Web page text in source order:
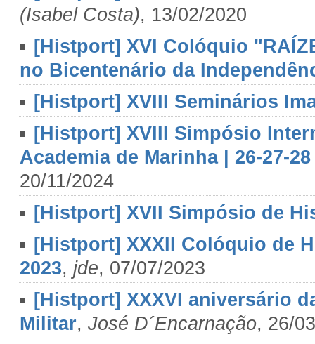
(Isabel Costa), 13/02/2020
[Histport] XVI Colóquio
no Bicentenário da
[Histport] XVIII Seminários
[Histport] XVIII Simpósio
Academia de Marinha | 26-27-28
20/11/2024
[Histport] XVII Simpósio de
[Histport] XXXII Colóquio de
2023, jde, 07/07/2023
[Histport] XXXVI aniversário
Militar, José D´Encarnação, 26/